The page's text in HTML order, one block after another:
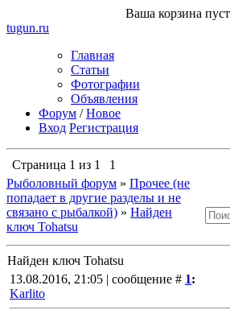
Ваша корзина
tugun.ru
Главная
Статьи
Фотографии
Объявления
Форум /Новое
Вход Регистрация
Страница 1 из 1
1
Рыболовный форум » Прочее (не
попадает в другие разделы и не
связано с рыбалкой) » Найден
ключ Tohatsu
Найден ключ Tohatsu
13.08.2016, 21:05 | сообщение # 1:
Karlito